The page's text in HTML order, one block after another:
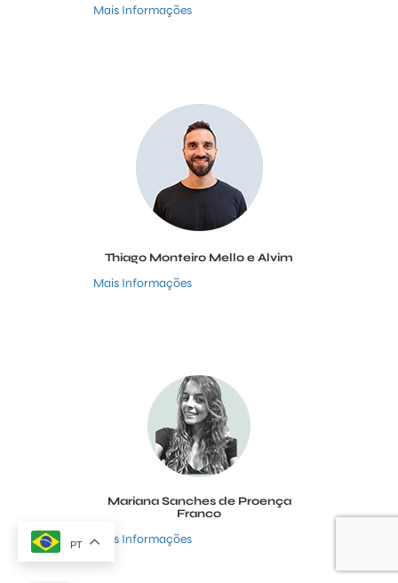
PT
Mais Informações
Thiago Monteiro Mello e Alvim
Mais Informações
Mariana Sanches de Proença
Franco
Mais Informações